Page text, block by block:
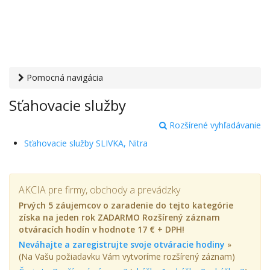
Pomocná navigácia
Sťahovacie služby
Rozšírené vyhľadávanie
Sťahovacie služby SLIVKA, Nitra
AKCIA pre firmy, obchody a prevádzky
Prvých 5 záujemcov o zaradenie do tejto kategórie
získa na jeden rok ZADARMO Rozšírený záznam
otváracích hodín v hodnote 17 € + DPH!
Neváhajte a zaregistrujte svoje otváracie hodiny »
(Na Vašu požiadavku Vám vytvoríme rozšírený záznam)